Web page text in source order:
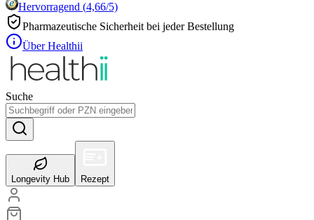
Hervorragend (4,66/5)
Pharmazeutische Sicherheit bei jeder Bestellung
Über Healthii
Suche
Longevity Hub Rezept